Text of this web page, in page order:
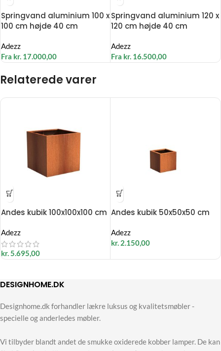
Springvand aluminium 100 x
100 cm højde 40 cm
Adezz
Fra kr. 17.000,00
Springvand aluminium 120 x
120 cm højde 40 cm
Adezz
Fra kr. 16.500,00
Relaterede varer
Andes kubik 100x100x100 cm
Adezz
kr.5.695,00
Andes kubik 50x50x50 cm
Adezz
kr. 2.150,00
DESIGNHOME.DK
Designhome.dk forhandler lækre luksus og kvalitetsmøbler -
specielle og anderledes møbler.
Vi tilbyder blandt andet de smukke oxiderede kobber lamper. De kan